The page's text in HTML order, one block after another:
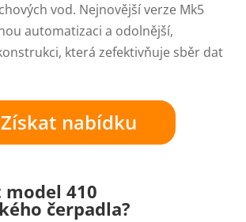
vod. Nejnovější verze Mk5
automatizaci a odolnější,
která zefektivňuje sběr dat
Získat nabídku
410
čerpadla?